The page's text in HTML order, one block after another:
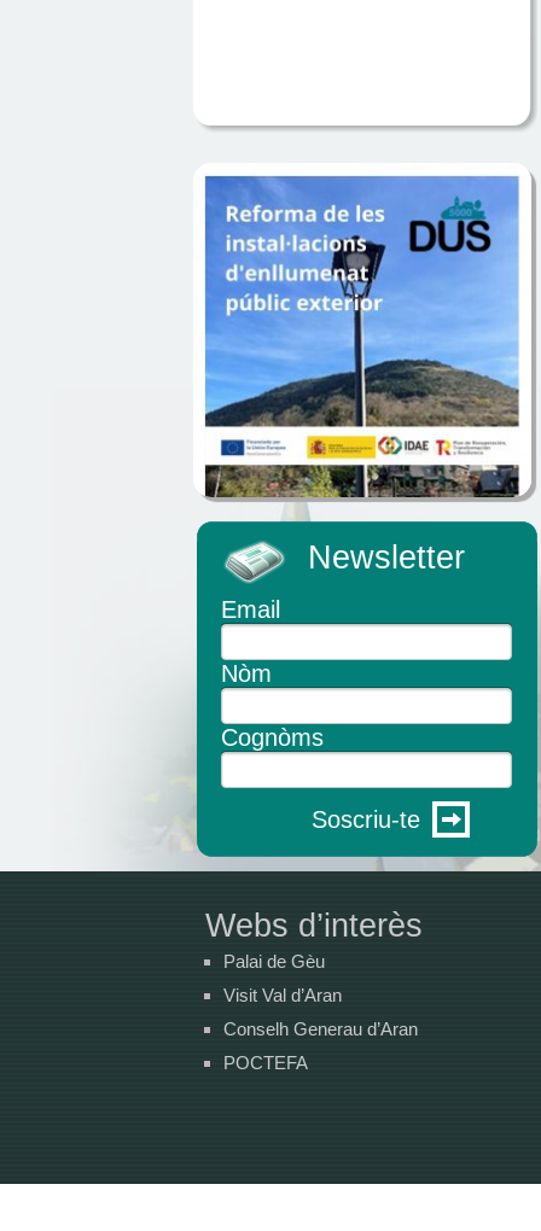
Newsletter
Email
Nòm
Cognòms
Soscriu-te
Webs d’interès
Palai de Gèu
Visit Val d’Aran
Conselh Generau d’Aran
POCTEFA